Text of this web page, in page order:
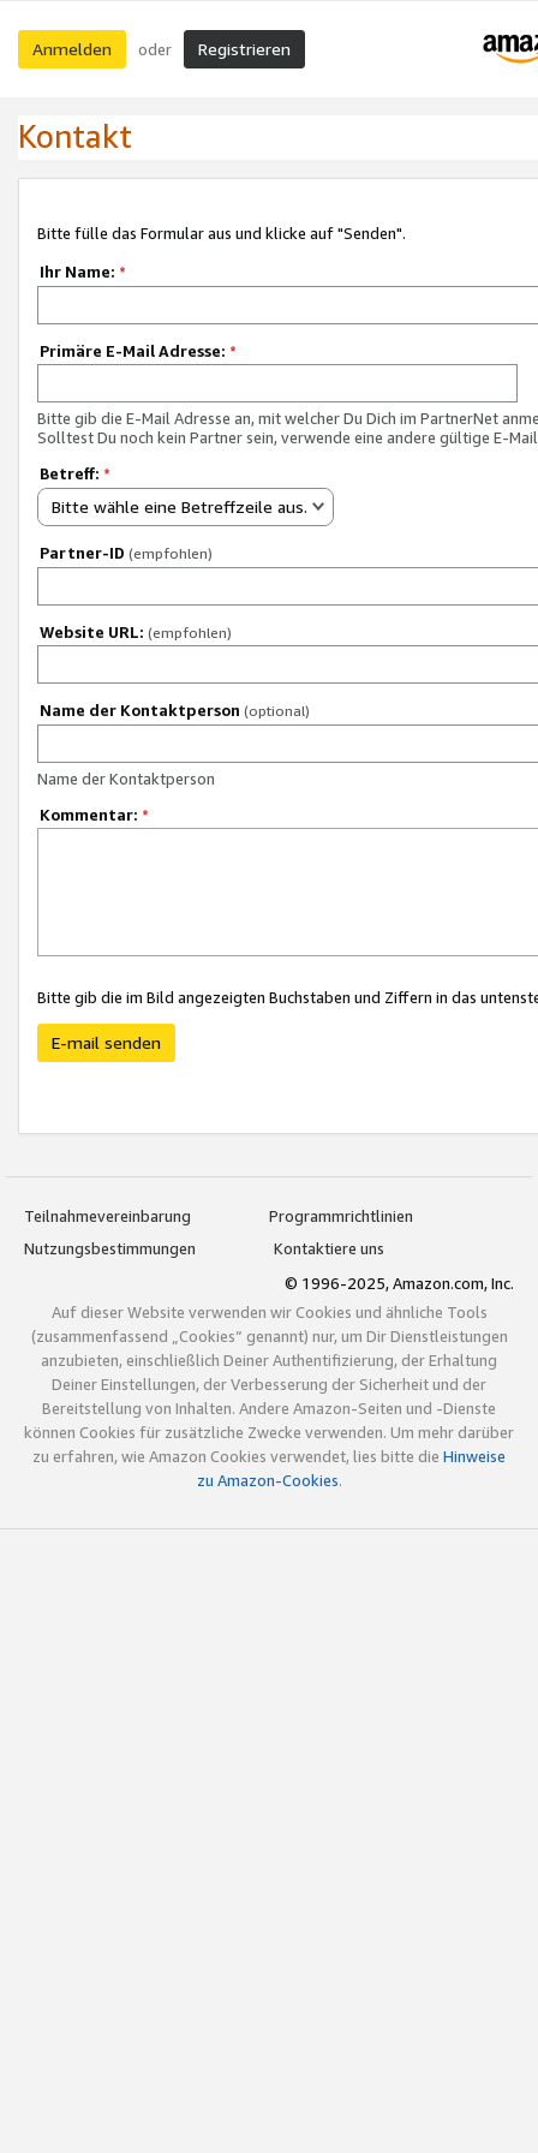
Anmelden oder Registrieren
Kontakt
Bitte fülle das Formular aus und klicke auf "Senden".
Ihr Name: *
Primäre E-Mail Adresse: *
Bitte gib die E-Mail Adresse an, mit welcher Du Dich im PartnerNet
Solltest Du noch kein Partner sein, verwende eine andere gültige E-
Betreff: *
Bitte wähle eine Betreffzeile aus.
Partner-ID (empfohlen)
Website URL: (empfohlen)
Name der Kontaktperson (optional)
Name der Kontaktperson
Kommentar: *
Bitte gib die im Bild angezeigten Buchstaben und Ziffern in das
E-mail senden
Teilnahmevereinbarung
Programmrichtlinien
Nutzungsbestimmungen
Kontaktiere uns
© 1996-2025, Amazon.com, Inc.
Auf dieser Website verwenden wir Cookies und ähnliche Tools
(zusammenfassend „Cookies“ genannt) nur, um Dir Dienstleistungen
anzubieten, einschließlich Deiner Authentifizierung, der Erhaltung
Deiner Einstellungen, der Verbesserung der Sicherheit und der
Bereitstellung von Inhalten. Andere Amazon-Seiten und -Dienste
können Cookies für zusätzliche Zwecke verwenden. Um mehr darüber
zu erfahren, wie Amazon Cookies verwendet, lies bitte die Hinweise
zu Amazon-Cookies.